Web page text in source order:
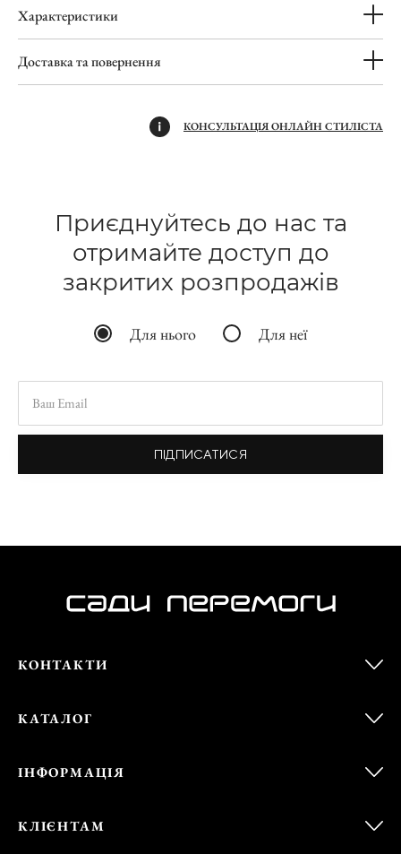
Характеристики
Доставка та повернення
КОНСУЛЬТАЦІЯ ОНЛАЙН СТИЛІСТА
Приєднуйтесь до нас та
отримайте доступ до
закритих розпродажів
Для нього Для неї
ПІДПИСАТИСЯ
КОНТАКТИ
КАТАЛОГ
ІНФОРМАЦІЯ
КЛІЄНТАМ